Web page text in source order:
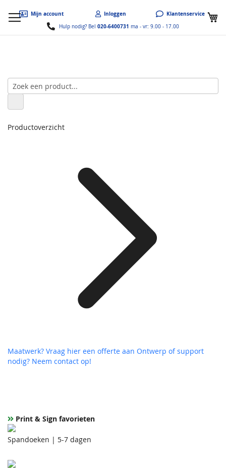
Mijn account Inloggen Klantenservice
Hulp nodig? Bel 020-6400731 ma - vr: 9.00 - 17.00
Print & Sign favorieten
Spandoeken | 5-7 dagen
Productoverzicht
Maatwerk? Vraag hier een offerte aan Ontwerp of support
nodig? Neem contact op!